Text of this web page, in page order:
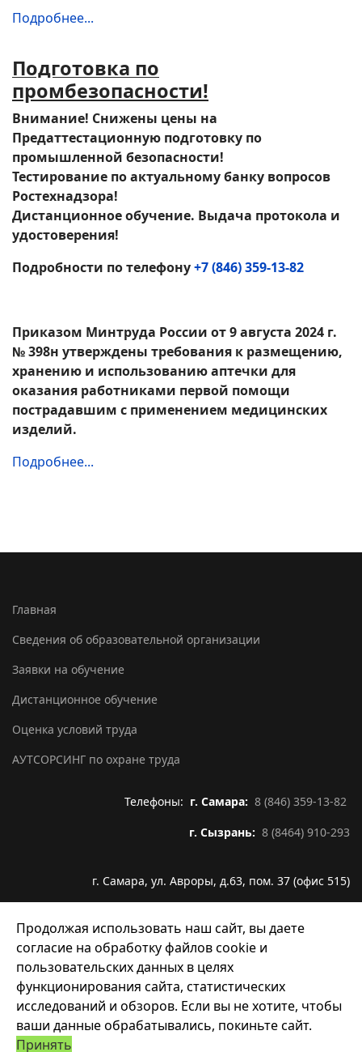
Подробнее...
Подготовка по
промбезопасности!
Внимание! Снижены цены на
Предаттестационную подготовку по
промышленной безопасности!
Тестирование по актуальному банку вопросов
Ростехнадзора!
Дистанционное обучение. Выдача протокола и
удостоверения!
Подробности по телефону+7 (846) 359-13-82
Приказом Минтруда России от 9 августа 2024 г.
№ 398н утверждены требования к размещению,
хранению и использованию аптечки для
оказания работниками первой помощи
пострадавшим с применением медицинских
изделий.
Подробнее...
Главная
Сведения об образовательной организации
Заявки на обучение
Дистанционное обучение
Оценка условий труда
АУТСОРСИНГ по охране труда
Телефоны: г. Самара: 8 (846) 359-13-82
г. Сызрань: 8 (8464) 910-293
г. Самара, ул. Авроры, д.63, пом. 37 (офис 515)
© 2026 ООО "Инфолайн". Все права защищены.
Политика обработки ПДн
Продолжая использовать наш сайт, вы даете
согласие на обработку файлов cookie и
пользовательских данных в целях
функционирования сайта, статистических
исследований и обзоров. Если вы не хотите, чтобы
ваши данные обрабатывались, покиньте сайт.
Принять